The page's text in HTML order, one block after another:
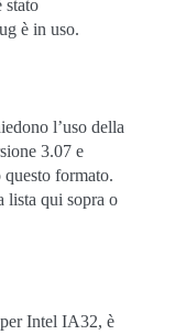
stato
è in uso.
l’uso della
3.07 e
questo formato.
lista qui sopra o
Intel IA32, è